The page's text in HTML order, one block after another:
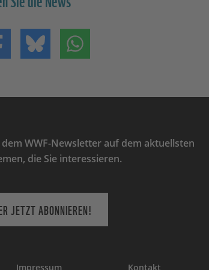
Teilen auf FacebookTeilen auf Bluesky
WWF-Newsletter auf dem aktuellsten
die Sie interessieren.
JETZT ABONNIEREN!
Impressum Kontakt